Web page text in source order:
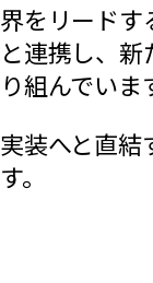
をリードす
連携し、新
組んでいま
装へと直結
。